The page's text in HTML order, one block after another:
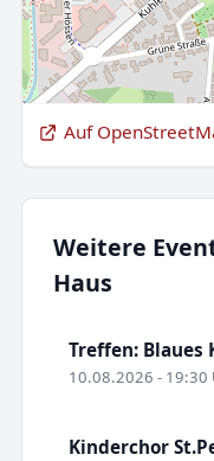
Auf
Weitere
Haus
Treffen: Blaues
10.08.2026 - 19:30
Kinderchor